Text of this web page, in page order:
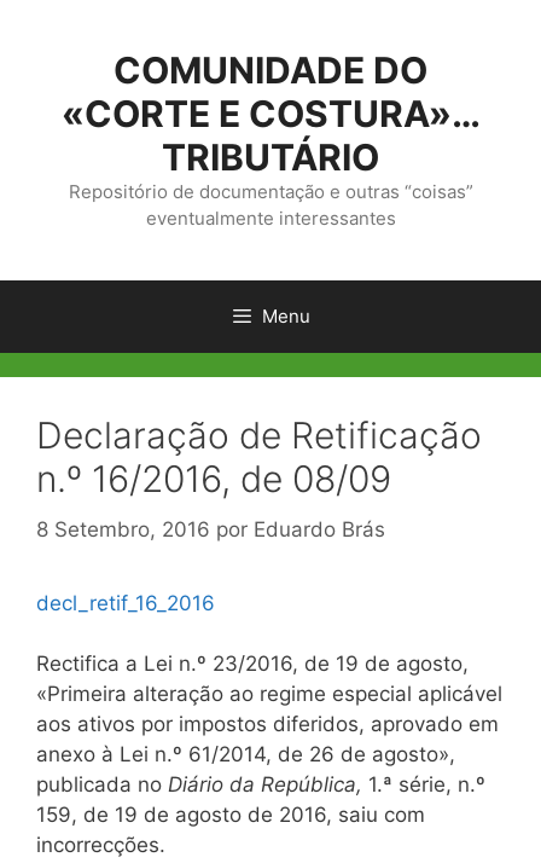
conteúdo
COMUNIDADE DO
«CORTE E COSTURA»…
TRIBUTÁRIO
Repositório de documentação e outras “coisas”
eventualmente interessantes
Menu
Declaração de Retificação
n.º 16/2016, de 08/09
8 Setembro, 2016 por Eduardo Brás
decl_retif_16_2016
Rectifica a Lei n.º 23/2016, de 19 de agosto,
«Primeira alteração ao regime especial aplicável
aos ativos por impostos diferidos, aprovado em
anexo à Lei n.º 61/2014, de 26 de agosto»,
publicada no Diário da República, 1.ª série, n.º
159, de 19 de agosto de 2016, saiu com
incorrecções.